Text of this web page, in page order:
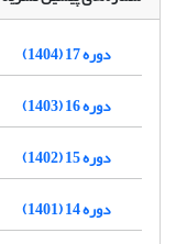
دوره 17 (1404)
دوره 16 (1403)
دوره 15 (1402)
دوره 14 (1401)